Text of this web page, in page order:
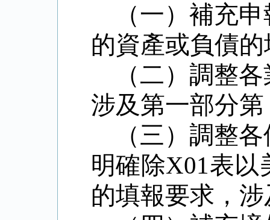
（一）補充
的資產或負債
（二）調整
涉及第一部分
（三）調整
明確除X01表以
的填報要求，